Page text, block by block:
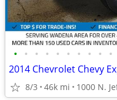
• • • • • • • • • •
2014 Chevrolet Chevy
8/3 46k mi 1000 N.